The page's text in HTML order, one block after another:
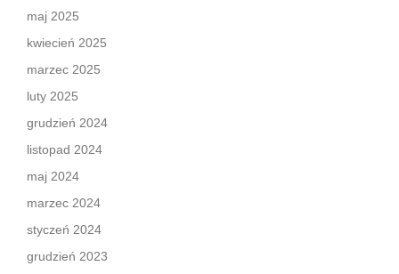
maj 2025
kwiecień 2025
marzec 2025
luty 2025
grudzień 2024
listopad 2024
maj 2024
marzec 2024
styczeń 2024
grudzień 2023